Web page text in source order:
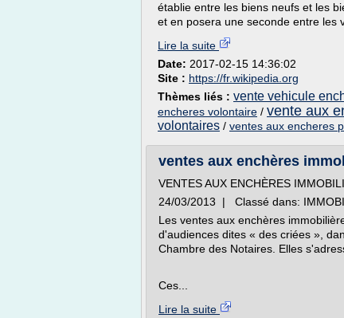
établie entre les biens neufs et les
et en posera une seconde entre les
Lire la suite
Date: 2017-02-15 14:36:02
Site : https://fr.wikipedia.org
Thèmes liés : vente vehicule
encheres volontaire / vente aux
volontaires / ventes aux encheres
ventes aux enchères
VENTES AUX ENCHÈRES
24/03/2013 | Classé dans:
Les ventes aux enchères
d'audiences dites « des criées »,
Chambre des Notaires. Elles
Ces...
Lire la suite